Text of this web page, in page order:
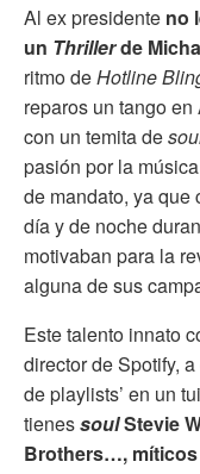
Al ex presidente no
un Thrillerde
ritmo deHotline
reparos un tango
con un temita de
pasión por la
de mandato, ya que
día y de noche
motivaban para la
alguna de sus
Este talento innato
director de Spotify,
de playlists’ en un
tienessoulStevie
Brothers…, míticos